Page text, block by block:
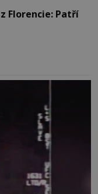
Florencie: Patří